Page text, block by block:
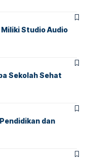
Studio Audio
Sekolah Sehat
dan